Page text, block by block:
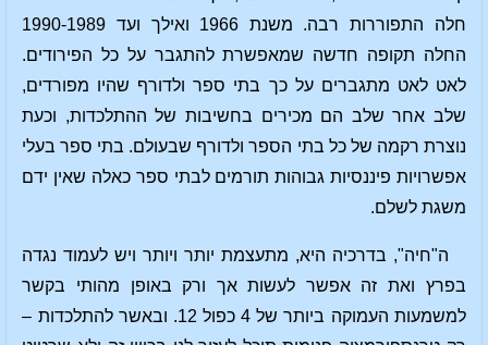
חלה התפוררות רבה. משנת 1966 ואילך ועד 1990-1989
החלה תקופה חדשה שמאפשרת להתגבר על כל הפירודים.
לאט לאט מתגברים על כך בתי ספר ולדורף שהיו מפורדים,
שלב אחר שלב הם מכירים בחשיבות של ההתלכדות, וכעת
נוצרת רקמה של כל בתי הספר ולדורף שבעולם. בתי ספר בעלי
אפשרויות פיננסיות גבוהות תורמים לבתי ספר כאלה שאין ידם
משגת לשלם.
ה"חיה", בדרכיה היא, מתעצמת יותר ויותר ויש לעמוד נגדה
בפרץ ואת זה אפשר לעשות אך ורק באופן מהותי בקשר
למשמעות העמוקה ביותר של 4 כפול 12. ובאשר להתלכדות –